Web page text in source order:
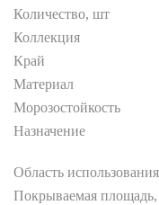
Количество, шт
Коллекция
Край
Материал
Морозостойкость
Назначение
Область использования
Покрываемая площадь,